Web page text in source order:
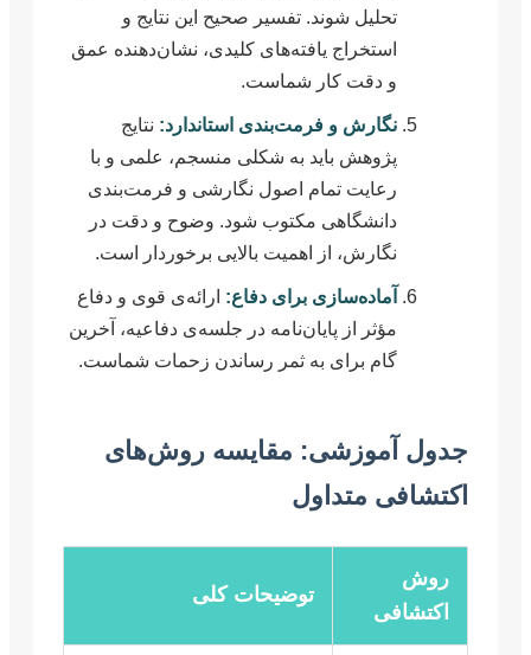
تحلیل شوند. تفسیر صحیح این نتایج و
استخراج یافته‌های کلیدی، نشان‌دهنده عمق
و دقت کار شماست.
نگارش و فرمت‌بندی استاندارد: نتایج
پژوهش باید به شکلی منسجم، علمی و با
رعایت تمام اصول نگارشی و فرمت‌بندی
دانشگاهی مکتوب شود. وضوح و دقت در
نگارش، از اهمیت بالایی برخوردار است.
آماده‌سازی برای دفاع: ارائه‌ی قوی و دفاع
مؤثر از پایان‌نامه در جلسه‌ی دفاعیه، آخرین
گام برای به ثمر رساندن زحمات شماست.
جدول آموزشی: مقایسه روش‌های
اکتشافی متداول
روش
اکتشافی
توضیحات کلی